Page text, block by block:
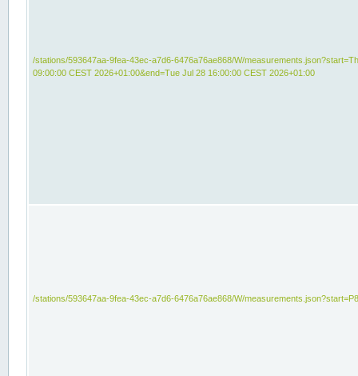
/stations/593647aa-9fea-43ec-a7d6-6476a76ae868/W/
09:00:00 CEST 2026+01:00&end=Tue Jul 28 16:00:00 CEST 2026+01:00
/stations/593647aa-9fea-43ec-a7d6-6476a76ae868/W/